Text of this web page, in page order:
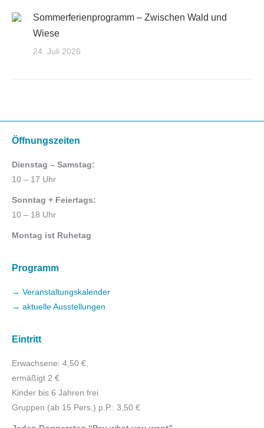
Sommerferienprogramm – Zwischen Wald und
Wiese
24. Juli 2026
Öffnungszeiten
Dienstag – Samstag:
10 – 17 Uhr
Sonntag + Feiertags:
10 – 18 Uhr
Montag ist Ruhetag
Programm
→ Veranstaltungskalender
→ aktuelle Ausstellungen
Eintritt
Erwachsene: 4,50 €,
ermäßigt 2 €
Kinder bis 6 Jahren frei
Gruppen (ab 15 Pers.) p.P.: 3,50 €